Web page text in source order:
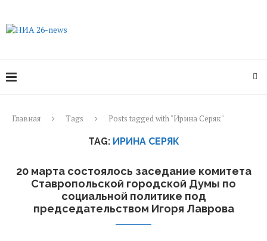
Главная Tags Posts tagged with "Ирина Серяк"
TAG: ИРИНА СЕРЯК
20 марта состоялось заседание комитета
Ставропольской городской Думы по
социальной политике под
председательством Игоря Лаврова